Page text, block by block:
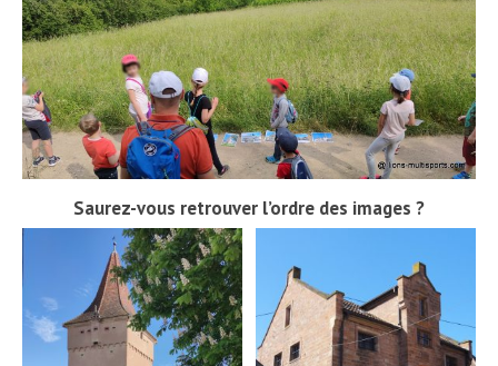
Saurez-vous retrouver l’ordre des images ?